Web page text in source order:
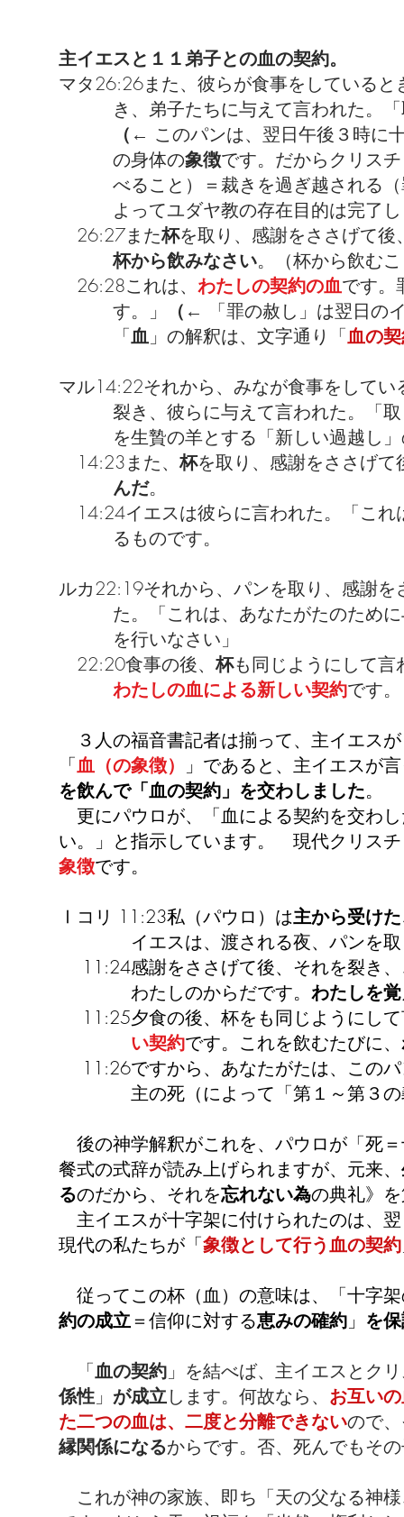
主イエスと１１弟子との血の契約。
マタ26:26また、彼らが食事をしている
き、弟子たちに与えて言われた。「
（← このパンは、翌日午後３時に
の身体の象徴です。だからクリス
べること）＝裁きを過ぎ越される（
よってユダヤ教の存在目的は完了し
26:27また杯を取り、感謝をささげて
杯から飲みなさい。（杯から飲む
26:28これは、 わたしの契約の血です。
す。」
（←
「罪の赦し」は翌日の
「血 」 の解釈は、文字通り「血の
マル14:22それから、みなが食事をして
裂き、彼らに与えて言われた。「取
を生贄の羊とする「新しい過越し」
14:23また、杯を取り、感謝をささげ
んだ。
14:24イエスは彼らに言われた。「これ
るものです。
ルカ22:19それから、パンを取り、感謝
た。「これは、あなたがたのために
を行いなさい」
22:20食事の後、杯も同じようにして言
わたしの血による新しい契約です。
３人の福音書記者は揃って、主イエス
「血（の象徴）
」であると、主イエスが
を飲んで「血の契約」を交わしました。
更にパウロが、「血による契約を交わ
い。」と指示しています。 現代クリス
象徴です。
Ⅰコリ 11:23私（パウロ）は主から受け
イエスは、渡される夜、パンを取
11:24感謝をささげて後、それを裂き
わたしのからだです。 わたしを
11:25夕食の後、杯をも同じようにし
い契約です。これを飲むたびに、
11:26ですから、あなたがたは、この
主の死（によって「第１～第３
後の神学解釈がこれを、パウロが「死
餐式の式辞が読み上げられますが、元来、
るのだから、それを忘れない為の典礼》
主イエスが十字架に付けられたのは、
現代の私たちが「象徴として行う血の契約
従ってこの杯（血）の意味は、「十字
約の成立＝信仰に対する恵みの確約 」 を
「血の契約 」を結べば、主イエスとク
係性 」 が成立します。何故なら、 お互い
た二つの血は、二度と分離できないので
縁関係になるからです。否、死んでもそ
これが神の家族、即ち「天の父なる神